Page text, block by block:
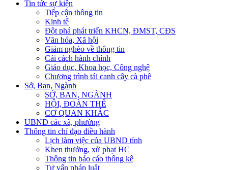
Tin tức sự kiện
Tiếp cận thông tin
Kinh tế
Đột phá phát triển KHCN, ĐMST, CĐS
Văn hóa, Xã hội
Giảm nghèo về thông tin
Cải cách hành chính
Giáo dục, Khoa học, Công nghệ
Chương trình tái canh cây cà phê
Sở, Ban, Ngành
SỞ, BAN, NGÀNH
HỘI, ĐOÀN THỂ
CƠ QUAN KHÁC
UBND các xã, phường
Thông tin chỉ đạo điều hành
Lịch làm việc của UBND tỉnh
Khen thưởng, xử phạt HC
Thông tin báo cáo thống kê
Tư vấn pháp luật